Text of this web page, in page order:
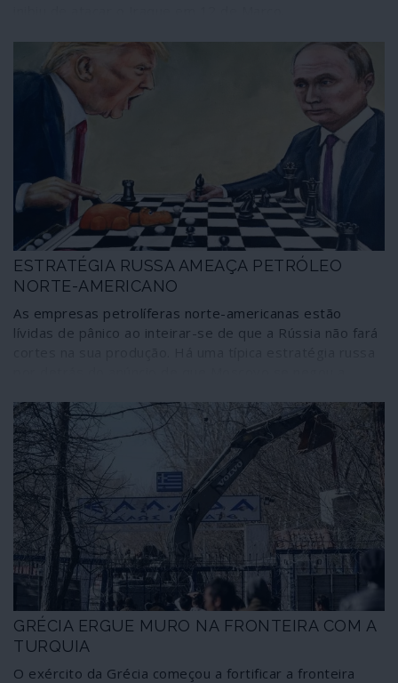
ESTRATÉGIA RUSSA AMEAÇA PETRÓLEO
NORTE-AMERICANO
As empresas petrolíferas norte-americanas estão
lívidas de pânico ao inteirar-se de que a Rússia não fará
petróleo proposta pela Arábia Saudita na recente
cimeira da OPEP+ em Viena.
GRÉCIA ERGUE MURO NA FRONTEIRA COM A
TURQUIA
O exército da Grécia começou a fortificar a fronteira